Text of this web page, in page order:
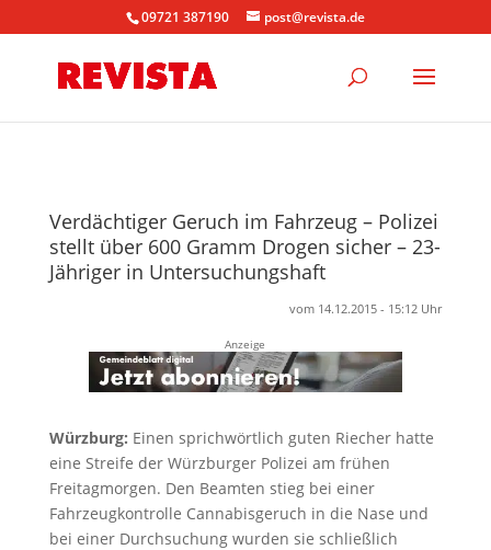
09721 387190 post@revista.de
Verdächtiger Geruch im Fahrzeug – Polizei
stellt über 600 Gramm Drogen sicher – 23-
Jähriger in Untersuchungshaft
vom 14.12.2015 - 15:12 Uhr
Anzeige
Würzburg: Einen sprichwörtlich guten Riecher hatte
eine Streife der Würzburger Polizei am frühen
Freitagmorgen. Den Beamten stieg bei einer
Fahrzeugkontrolle Cannabisgeruch in die Nase und
bei einer Durchsuchung wurden sie schließlich